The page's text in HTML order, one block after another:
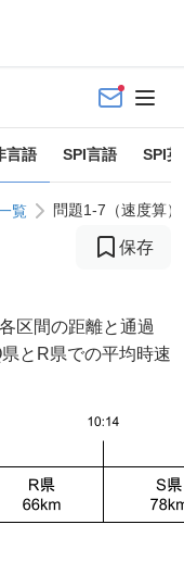
言語 SPI言語 SPI
覧 問題1-7（速度算）
保存
区間の距離と通過
とR県での平均時速